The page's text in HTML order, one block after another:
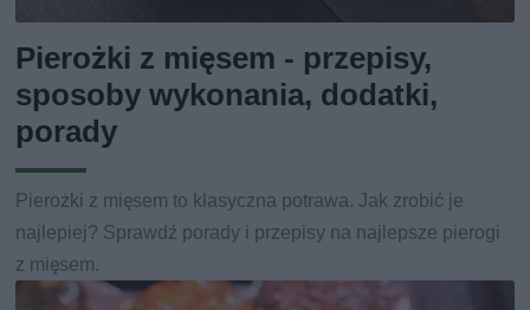
Pierożki z mięsem - przepisy,
sposoby wykonania, dodatki,
porady
Pierożki z mięsem to klasyczna potrawa. Jak zrobić je
najlepiej? Sprawdź porady i przepisy na najlepsze pierogi
z mięsem.